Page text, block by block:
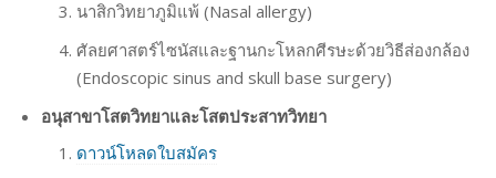
นาสิกวิทยาภูมิแพ้ (Nasal allergy)
ศัลยศาสตร์ไซนัสและฐานกะโหลกศีรษะด้วยวิธีส่องกล้อง
(Endoscopic sinus and skull base surgery)
อนุสาขาโสตวิทยาและโสตประสาทวิทยา
ดาวน์โหลดใบสมัคร